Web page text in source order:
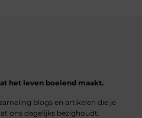
het leven boeiend maakt.
blogs en artikelen die je
ons dagelijks bezighoudt.